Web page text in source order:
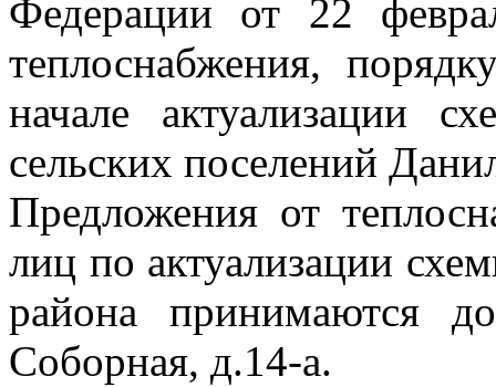
Федерации от 22
теплоснабжения,
начале актуализации
сельских поселений
Предложения от
лиц по актуализации
района принимаются
Соборная, д.14-а.